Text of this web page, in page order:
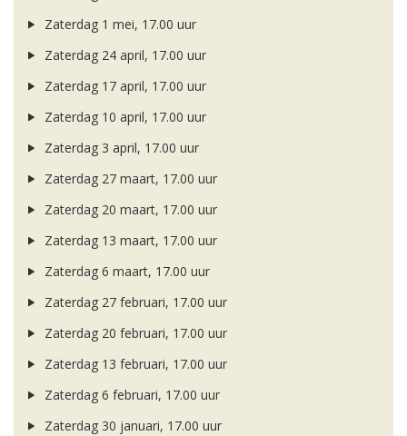
Zaterdag 1 mei, 17.00 uur
Zaterdag 24 april, 17.00 uur
Zaterdag 17 april, 17.00 uur
Zaterdag 10 april, 17.00 uur
Zaterdag 3 april, 17.00 uur
Zaterdag 27 maart, 17.00 uur
Zaterdag 20 maart, 17.00 uur
Zaterdag 13 maart, 17.00 uur
Zaterdag 6 maart, 17.00 uur
Zaterdag 27 februari, 17.00 uur
Zaterdag 20 februari, 17.00 uur
Zaterdag 13 februari, 17.00 uur
Zaterdag 6 februari, 17.00 uur
Zaterdag 30 januari, 17.00 uur